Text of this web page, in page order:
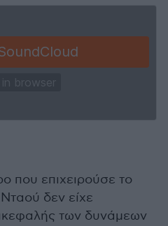
που επιχειρούσε το
δεν είχε
των δυνάμεων